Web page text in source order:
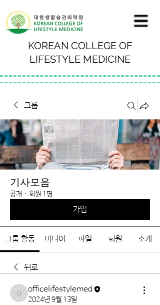
KOREAN COLLEGE OF
LIFESTYLE MEDICINE
그룹
기사모음
공개 · 회원 1명
가입
그룹 활동 미디어 파일 회원 소개
뒤로
officelifestylemed
officelifestylemed
2024년 9월 13일